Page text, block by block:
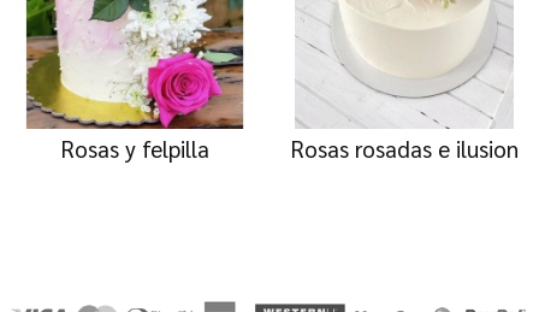
Rosas y felpilla Rosas rosadas e ilusion